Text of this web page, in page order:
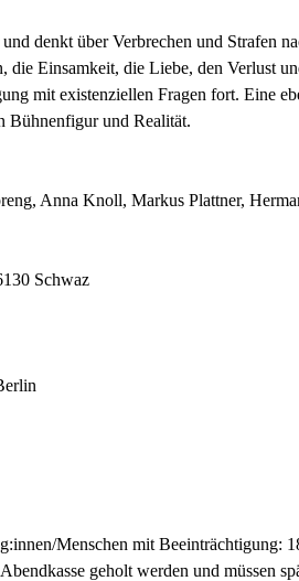
denkt über Verbrechen und Strafen
die Einsamkeit, die Liebe, den Verlust
mit existenziellen Fragen fort. Eine
Bühnenfigur und Realität.
Anna Knoll, Markus Plattner,
Schwaz
Menschen mit Beeinträchtigung:
geholt werden und müssen